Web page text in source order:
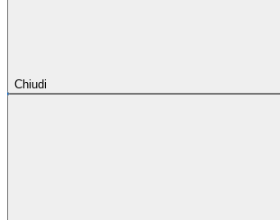
Chiudi